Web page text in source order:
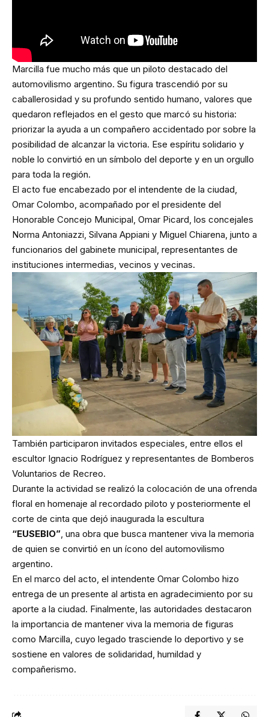
Marcilla fue mucho más que un piloto destacado del
automovilismo argentino. Su figura trascendió por su
caballerosidad y su profundo sentido humano, valores que
quedaron reflejados en el gesto que marcó su historia:
priorizar la ayuda a un compañero accidentado por sobre la
posibilidad de alcanzar la victoria. Ese espíritu solidario y
noble lo convirtió en un símbolo del deporte y en un orgullo
para toda la región.
El acto fue encabezado por el intendente de la ciudad,
Omar Colombo, acompañado por el presidente del
Honorable Concejo Municipal, Omar Picard, los concejales
Norma Antoniazzi, Silvana Appiani y Miguel Chiarena, junto a
funcionarios del gabinete municipal, representantes de
instituciones intermedias, vecinos y vecinas.
También participaron invitados especiales, entre ellos el
escultor Ignacio Rodríguez y representantes de Bomberos
Voluntarios de Recreo.
Durante la actividad se realizó la colocación de una ofrenda
floral en homenaje al recordado piloto y posteriormente el
corte de cinta que dejó inaugurada la escultura
“EUSEBIO”, una obra que busca mantener viva la memoria
de quien se convirtió en un ícono del automovilismo
argentino.
En el marco del acto, el intendente Omar Colombo hizo
entrega de un presente al artista en agradecimiento por su
aporte a la ciudad. Finalmente, las autoridades destacaron
la importancia de mantener viva la memoria de figuras
como Marcilla, cuyo legado trasciende lo deportivo y se
sostiene en valores de solidaridad, humildad y
compañerismo.